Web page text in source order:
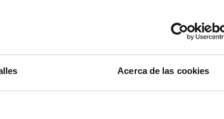
Acerca de las cookies